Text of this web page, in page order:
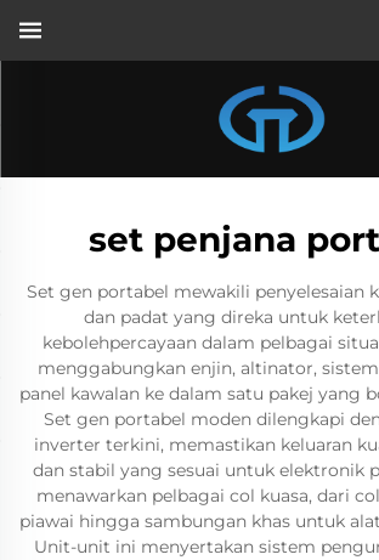
set penjana
Set gen portabel mewakili penyelesaian
dan padat yang direka untuk
kebolehpercayaan dalam pelbagai
menggabungkan enjin, altinator,
panel kawalan ke dalam satu pakej yang
Set gen portabel moden dilengkapi
inverter terkini, memastikan keluaran
dan stabil yang sesuai untuk elektronik
menawarkan pelbagai col kuasa, dari
piawai hingga sambungan khas untuk
Unit-unit ini menyertakan sistem